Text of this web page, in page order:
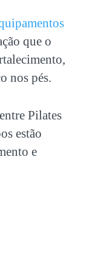
que o
nos pés.
Pilates
estão
e